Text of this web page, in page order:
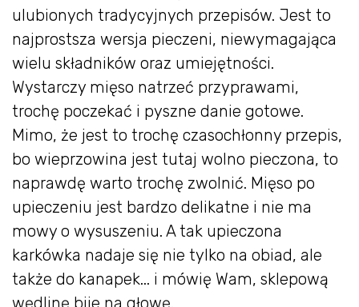
ulubionych tradycyjnych przepisów. Jest to
najprostsza wersja pieczeni, niewymagająca
wielu składników oraz umiejętności.
Wystarczy mięso natrzeć przyprawami,
trochę poczekać i pyszne danie gotowe.
Mimo, że jest to trochę czasochłonny przepis,
bo wieprzowina jest tutaj wolno pieczona, to
naprawdę warto trochę zwolnić. Mięso po
upieczeniu jest bardzo delikatne i nie ma
mowy o wysuszeniu. A tak upieczona
karkówka nadaje się nie tylko na obiad, ale
także do kanapek... i mówię Wam, sklepową
wędlinę bije na głowę.